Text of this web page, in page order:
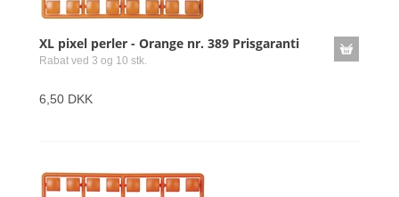
XL pixel perler - Orange nr. 389 Prisgaranti
Rabat ved 3 og 10 stk.
6,50 DKK